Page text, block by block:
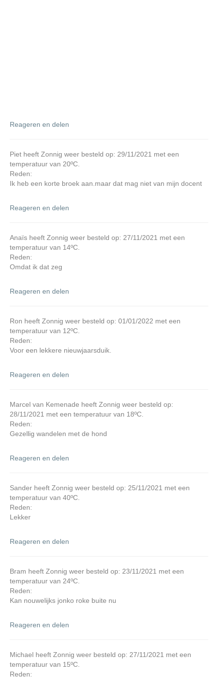
Reageren en delen
Piet heeft Zonnig weer besteld op: 29/11/2021 met een
temperatuur van 20ºC.
Reden:
Ik heb een korte broek aan.maar dat mag niet van mijn docent
Reageren en delen
Anaïs heeft Zonnig weer besteld op: 27/11/2021 met een
temperatuur van 14ºC.
Reden:
Omdat ik dat zeg
Reageren en delen
Ron heeft Zonnig weer besteld op: 01/01/2022 met een
temperatuur van 12ºC.
Reden:
Voor een lekkere nieuwjaarsduik.
Reageren en delen
Marcel van Kemenade heeft Zonnig weer besteld op:
28/11/2021 met een temperatuur van 18ºC.
Reden:
Gezellig wandelen met de hond
Reageren en delen
Sander heeft Zonnig weer besteld op: 25/11/2021 met een
temperatuur van 40ºC.
Reden:
Lekker
Reageren en delen
Bram heeft Zonnig weer besteld op: 23/11/2021 met een
temperatuur van 24ºC.
Reden:
Kan nouwelijks jonko roke buite nu
Reageren en delen
Michael heeft Zonnig weer besteld op: 27/11/2021 met een
temperatuur van 15ºC.
Reden: